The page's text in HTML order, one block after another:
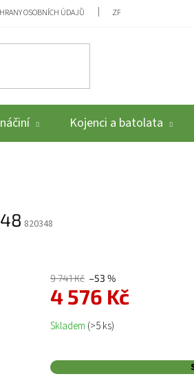
OSOBNÍCH ÚDAJŮ ZPĚTNÝ ODBĚR
Kojenci a batolata
820348
9 741 Kč –53 %
4 576 Kč
Měrná cena:
Skladem (>5 ks)